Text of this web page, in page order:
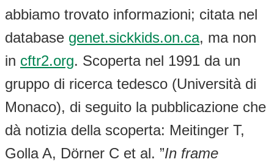
abbiamo trovato informazioni; citata nel
database genet.sickkids.on.ca, ma non
in cftr2.org. Scoperta nel 1991 da un
gruppo di ricerca tedesco (Università di
Monaco), di seguito la pubblicazione che
dà notizia della scoperta: Meitinger T,
Golla A, Dörner C et al. ”In frame